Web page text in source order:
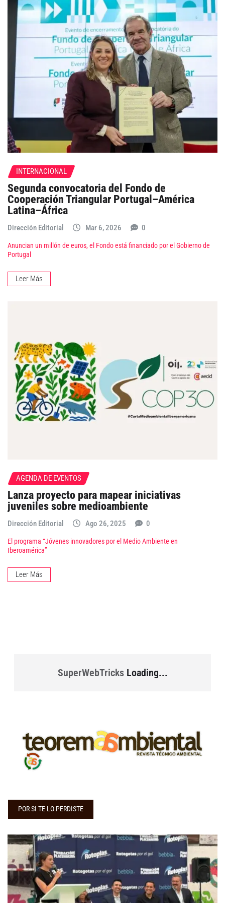
INTERNACIONAL
Segunda convocatoria del Fondo de
Cooperación Triangular Portugal–América
Latina–África
Dirección Editorial Mar 6, 2026 0
Anuncian un millón de euros, el Fondo está financiado por el Gobierno de
Portugal
Leer Más
AGENDA DE EVENTOS
Lanza proyecto para mapear iniciativas
juveniles sobre medioambiente
Dirección Editorial Ago 26, 2025 0
El programa “Jóvenes innovadores por el Medio Ambiente en
Iberoamérica”
Leer Más
SuperWebTricksLoading...
POR SI TE LO PERDISTE